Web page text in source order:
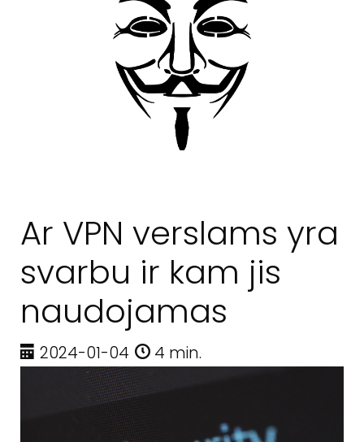
Ar VPN verslams yra
svarbu ir kam jis
naudojamas
2024-01-04 4 min.